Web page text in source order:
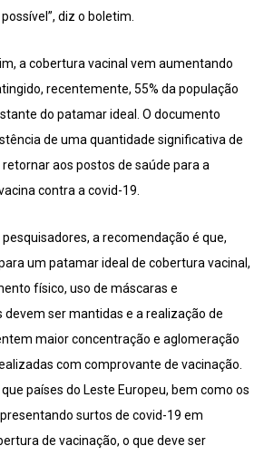
diz o boletim.
a cobertura vacinal vem aumentando
recentemente, 55% da população
do patamar ideal. O documento
de uma quantidade significativa de
aos postos de saúde para a
contra a covid-19.
a recomendação é que,
um patamar ideal de cobertura vacinal,
físico, uso de máscaras e
devem ser mantidas e a realização de
maior concentração e aglomeração
com comprovante de vacinação.
países do Leste Europeu, bem como os
surtos de covid-19 em
de vacinação, o que deve ser